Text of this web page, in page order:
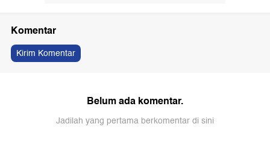
Komentar
Kirim Komentar
Belum ada komentar.
Jadilah yang pertama berkomentar di sini